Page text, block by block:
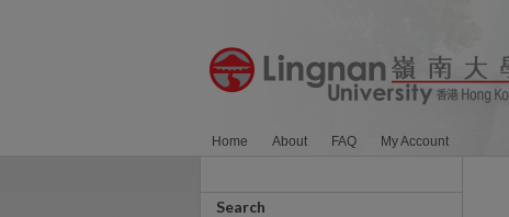
Home About FAQ My Account
Search